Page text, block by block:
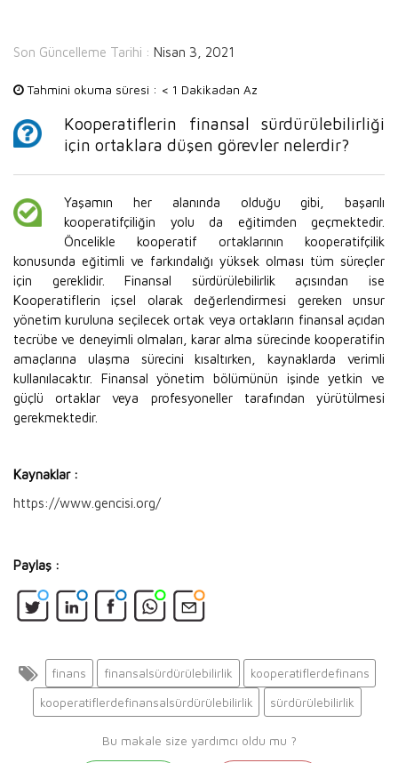
Son Güncelleme Tarihi : Nisan 3, 2021
Tahmini okuma süresi : < 1 Dakikadan Az
Kooperatiflerin finansal sürdürülebilirliği
için ortaklara düşen görevler nelerdir?
Yaşamın her alanında olduğu gibi, başarılı
kooperatifçiliğin yolu da eğitimden geçmektedir.
Öncelikle kooperatif ortaklarının kooperatifçilik
konusunda eğitimli ve farkındalığı yüksek olması tüm süreçler
için gereklidir. Finansal sürdürülebilirlik açısından ise
Kooperatiflerin içsel olarak değerlendirmesi gereken unsur
yönetim kuruluna seçilecek ortak veya ortakların finansal açıdan
tecrübe ve deneyimli olmaları, karar alma sürecinde kooperatifin
amaçlarına ulaşma sürecini kısaltırken, kaynaklarda verimli
kullanılacaktır. Finansal yönetim bölümünün işinde yetkin ve
güçlü ortaklar veya profesyoneller tarafından yürütülmesi
gerekmektedir.
Kaynaklar :
https://www.gencisi.org/
Paylaş :
finans finansalsürdürülebilirlik kooperatiflerdefinans
kooperatiflerdefinansalsürdürülebilirlik sürdürülebilirlik
Bu makale size yardımcı oldu mu ?